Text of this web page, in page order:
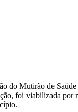
do Mutirão de
foi viabilizada por